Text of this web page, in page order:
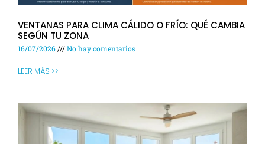
VENTANAS PARA CLIMA CÁLIDO O FRÍO: QUÉ CAMBIA
SEGÚN TU ZONA
16/07/2026 No hay comentarios
LEER MÁS >>